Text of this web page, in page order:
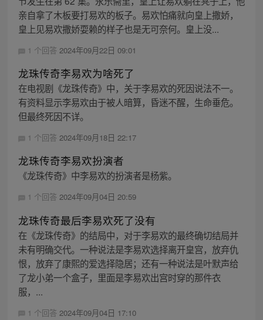
亲自拿了木板要打易欢的板子。易欢怕痛就向皇上撒娇，
皇上见易欢撒娇耍赖的样子也是无可奈何。皇上没...
1 个回答 2024年09月22日 09:01
龙珠传奇李易欢为啥死了
在电视剧《龙珠传奇》中，关于李易欢的死因说法不一。
有资料显示李易欢由于被人暗算，昏迷不醒，生命垂危。
但最终死因不详。
1 个回答 2024年09月18日 22:17
龙珠传奇李易欢扮演者
《龙珠传奇》中李易欢的扮演者是杨紫。
1 个回答 2024年09月04日 20:59
龙珠传奇最后李易欢死了没有
在《龙珠传奇》的结局中，对于李易欢的最终确切结局并
未有明确交代。一种说法是李易欢选择离开皇宫，放弃仇
恨，放弃了康熙的爱选择隐居；还有一种说法是叶默声给
了龙小弟一个盒子，里面是李易欢出宫时穿的那件衣
服，...
1 个回答 2024年09月04日 17:10